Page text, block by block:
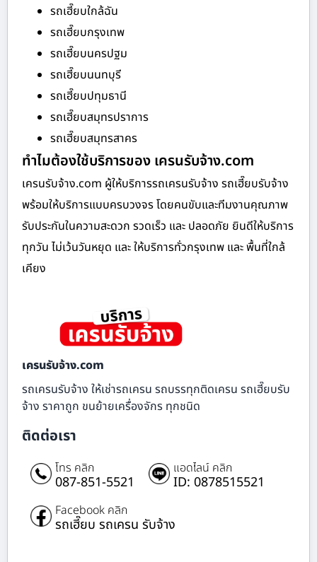
รถเฮี๊ยบใกล้ฉัน
รถเฮี๊ยบกรุงเทพ
รถเฮี๊ยบนครปฐม
รถเฮี๊ยบนนทบุรี
รถเฮี๊ยบปทุมธานี
รถเฮี๊ยบสมุทรปราการ
รถเฮี๊ยบสมุทรสาคร
ทำไมต้องใช้บริการของ เครนรับจ้าง.com
เครนรับจ้าง.com ผู้ให้บริการรถเครนรับจ้าง รถเฮี๊ยบรับจ้าง
พร้อมให้บริการแบบครบวงจร โดยคนขับและทีมงานคุณภาพ
รับประกันในความสะดวก รวดเร็ว และ ปลอดภัย ยินดีให้บริการ
ทุกวัน ไม่เว้นวันหยุด และ ให้บริการทั่วกรุงเทพ และ พื้นที่ใกล้
เคียง
เครนรับจ้าง.com
รถเครนรับจ้าง ให้เช่ารถเครน รถบรรทุกติดเครน รถเฮี๊ยบรับ
จ้าง ราคาถูก ขนย้ายเครื่องจักร ทุกชนิด
ติดต่อเรา
โทร คลิก
087-851-5521
แอดไลน์ คลิก
ID: 0878515521
Facebook คลิก
รถเฮี๊ยบ รถเครน รับจ้าง